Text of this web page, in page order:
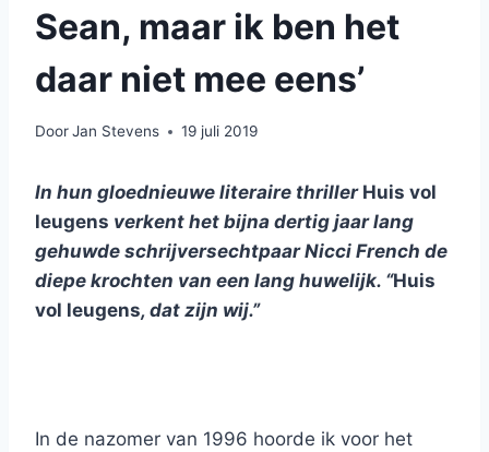
Sean, maar ik ben het
daar niet mee eens’
DoorJan Stevens 19 juli 2019
In hun gloednieuwe literaire thriller Huis vol
leugens verkent het bijna dertig jaar lang
gehuwde schrijversechtpaar Nicci French de
diepe krochten van een lang huwelijk. “Huis
vol leugens, dat zijn wij.”
In de nazomer van 1996 hoorde ik voor het